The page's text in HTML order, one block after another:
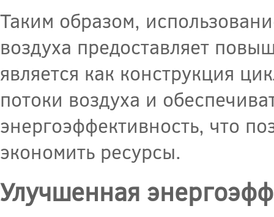
Таким образом,
воздуха предоставляет
является как конструкция
потоки воздуха и
энергоэффективность, что
экономить ресурсы.
Улучшенная